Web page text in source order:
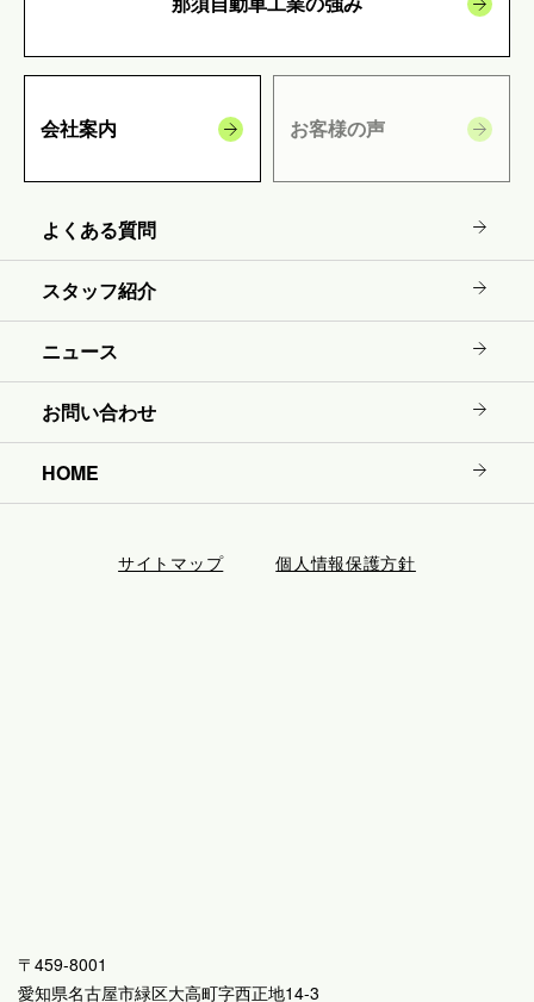
会社案内 お客様の声
よくある質問
スタッフ紹介
ニュース
お問い合わせ
HOME
サイトマップ 個人情報保護方針
〒459-8001
愛知県名古屋市緑区大高町字西正地14-3